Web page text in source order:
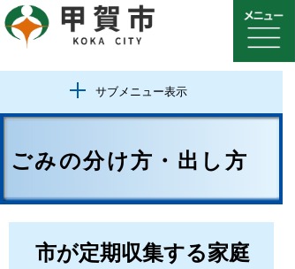
サブメニュー表示
ごみの分け方・出し方
市が定期収集する家庭